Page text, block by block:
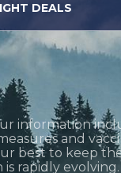
DEALS
information
and
best to keep
rapidly evolving.